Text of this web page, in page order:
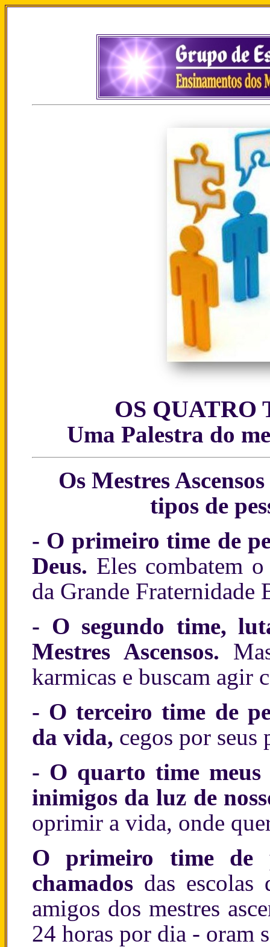
OS QUATRO
Uma Palestra do
Os Mestres
tipos de
- O primeiro time de
Deus. Eles combatem
da Grande Fraternidade
- O segundo time,
Mestres Ascensos.
karmicas e buscam agir
- O terceiro time de
da vida, cegos por
- O quarto time meus
inimigos da luz de
oprimir a vida, onde
O primeiro time de
chamados das
amigos dos mestres
24 horas por dia - oram